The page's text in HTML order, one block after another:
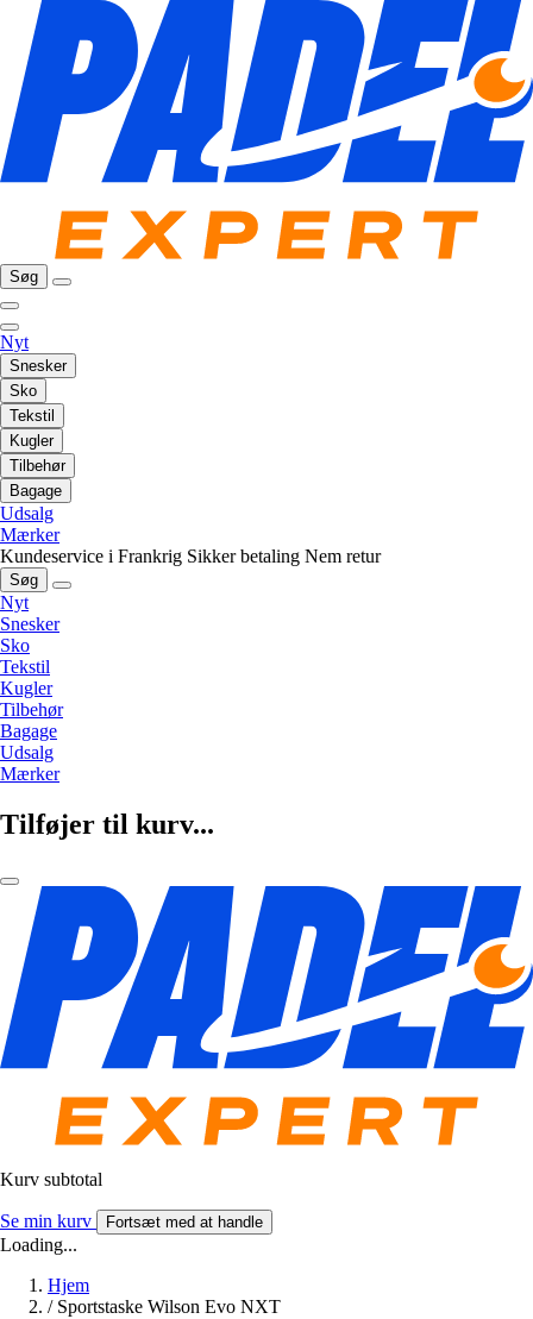
Søg
Nyt
Snesker
Sko
Tekstil
Kugler
Tilbehør
Bagage
Udsalg
Mærker
Kundeservice i Frankrig Sikker betaling Nem retur
Søg
Nyt
Snesker
Sko
Tekstil
Kugler
Tilbehør
Bagage
Udsalg
Mærker
Tilføjer til kurv...
Kurv subtotal
Se min kurv Fortsæt med at handle
Loading...
Hjem
/ Sportstaske Wilson Evo NXT